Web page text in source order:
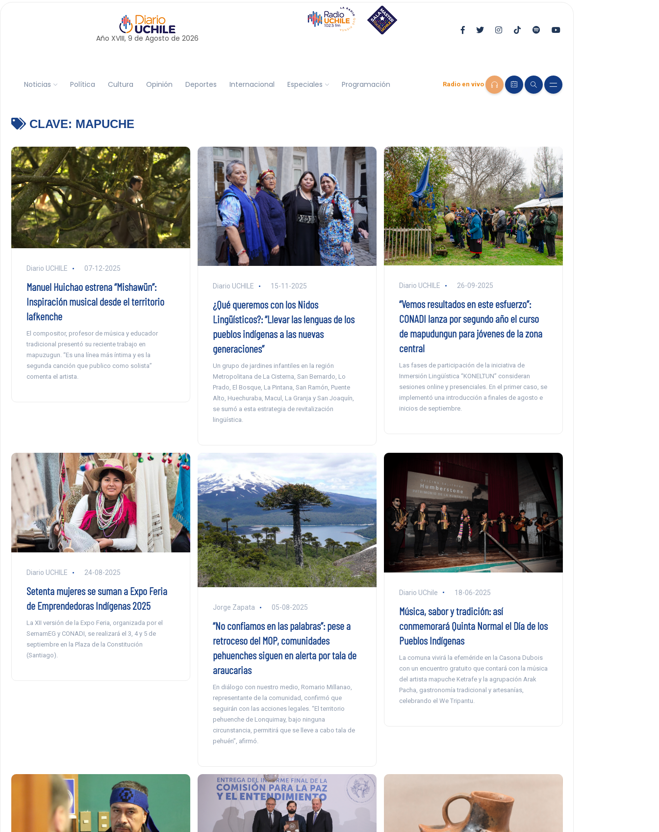
Año XVIII, 9 de Agosto de 2026
Noticias Política Cultura Opinión Deportes Internacional Especiales Programación Radio en vivo
CLAVE: MAPUCHE
Diario UCHILE 07-12-2025
Manuel Huichao estrena “Mishawün”:
Inspiración musical desde el territorio
lafkenche
El compositor, profesor de música y educador
tradicional presentó su reciente trabajo en
mapuzugun. “Es una línea más íntima y es la
segunda canción que publico como solista”
comenta el artista.
Diario UCHILE 15-11-2025
¿Qué queremos con los Nidos
Lingüísticos?: “Llevar las lenguas de los
pueblos indígenas a las nuevas
generaciones”
Un grupo de jardines infantiles en la región
Metropolitana de La Cisterna, San Bernardo, Lo
Prado, El Bosque, La Pintana, San Ramón, Puente
Alto, Huechuraba, Macul, La Granja y San Joaquín,
se sumó a esta estrategia de revitalización
lingüística.
Diario UCHILE 26-09-2025
“Vemos resultados en este esfuerzo”:
CONADI lanza por segundo año el curso
de mapudungun para jóvenes de la zona
central
Las fases de participación de la iniciativa de
Inmersión Lingüística “KONELTUN” consideran
sesiones online y presenciales. En el primer caso, se
implementó una introducción a finales de agosto e
inicios de septiembre.
Diario UCHILE 24-08-2025
Setenta mujeres se suman a Expo Feria
de Emprendedoras Indígenas 2025
La XII versión de la Expo Feria, organizada por el
SernamEG y CONADI, se realizará el 3, 4 y 5 de
septiembre en la Plaza de la Constitución
(Santiago).
Jorge Zapata 05-08-2025
“No confiamos en las palabras”: pese a
retroceso del MOP, comunidades
pehuenches siguen en alerta por tala de
araucarias
En diálogo con nuestro medio, Romario Millanao,
representante de la comunidad, confirmó que
seguirán con las acciones legales. “El territorio
pehuenche de Lonquimay, bajo ninguna
circunstancia, permitirá que se lleve a cabo tala de
pehuén”, afirmó.
Diario UChile 18-06-2025
Música, sabor y tradición: así
conmemorará Quinta Normal el Día de los
Pueblos Indígenas
La comuna vivirá la efeméride en la Casona Dubois
con un encuentro gratuito que contará con la música
del artista mapuche Ketrafe y la agrupación Arak
Pacha, gastronomía tradicional y artesanías,
celebrando el We Tripantu.